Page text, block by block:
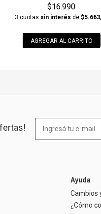
$16.990
3 cuotas sin interés de
AGREGAR AL CARRITO
Ayuda
Cambios
¿Cómo